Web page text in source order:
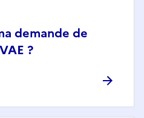
demande de
?